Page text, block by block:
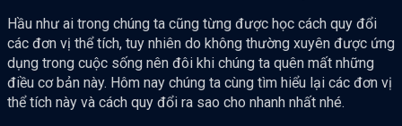
Hầu như ai trong chúng ta cũng từng được học cách quy đổi
các đơn vị thể tích, tuy nhiên do không thường xuyên được ứng
dụng trong cuộc sống nên đôi khi chúng ta quên mất những
điều cơ bản này. Hôm nay chúng ta cùng tìm hiểu lại các đơn vị
thể tích này và cách quy đổi ra sao cho nhanh nhất nhé.